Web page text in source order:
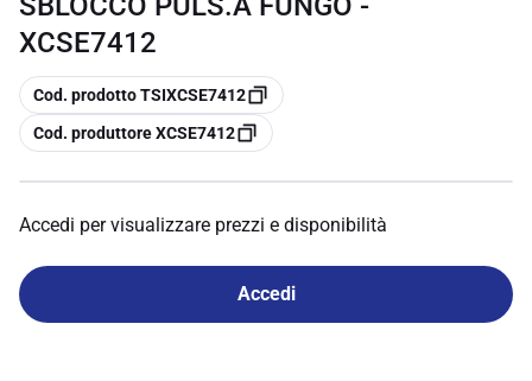
XCSE7412
copia
Cod. prodotto TSIXCSE7412
copia
Cod. produttore XCSE7412
Accedi per visualizzare prezzi e disponibilità
Accedi